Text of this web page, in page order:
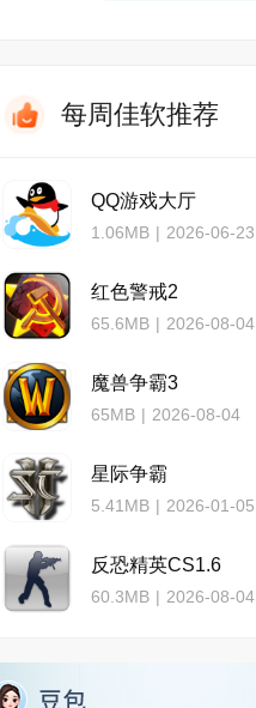
每周佳软推荐
QQ游戏大厅
1.06MB | 2026-06-23
红色警戒2
65.6MB | 2026-08-04
魔兽争霸3
65MB | 2026-08-04
星际争霸
5.41MB | 2026-01-05
反恐精英CS1.6
60.3MB | 2026-08-04